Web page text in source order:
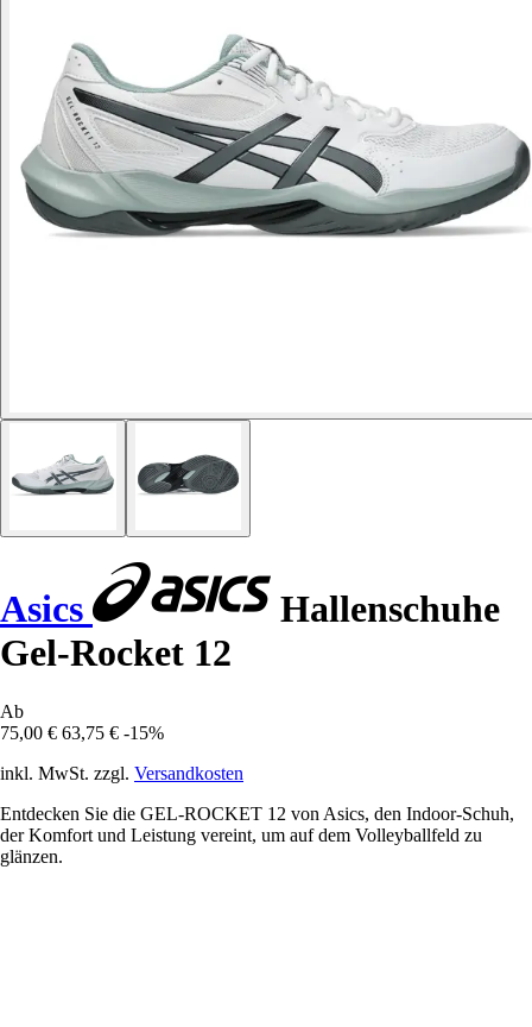
Asics
Hallenschuhe
Gel-Rocket 12
Ab
75,00 € 63,75 € -15%
inkl. MwSt. zzgl. Versandkosten
Entdecken Sie die GEL-ROCKET 12 von Asics, den Indoor-Schuh,
der Komfort und Leistung vereint, um auf dem Volleyballfeld zu
glänzen.